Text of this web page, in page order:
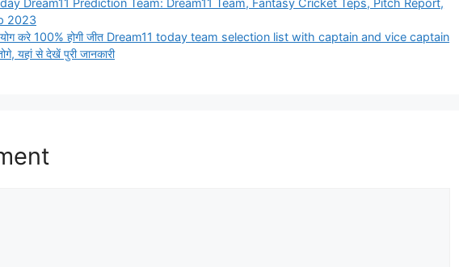
2023
करे 100% होगी जीत Dream11 today team selection list with captain and vice captain
यहां से देखें पुरी जानकारी